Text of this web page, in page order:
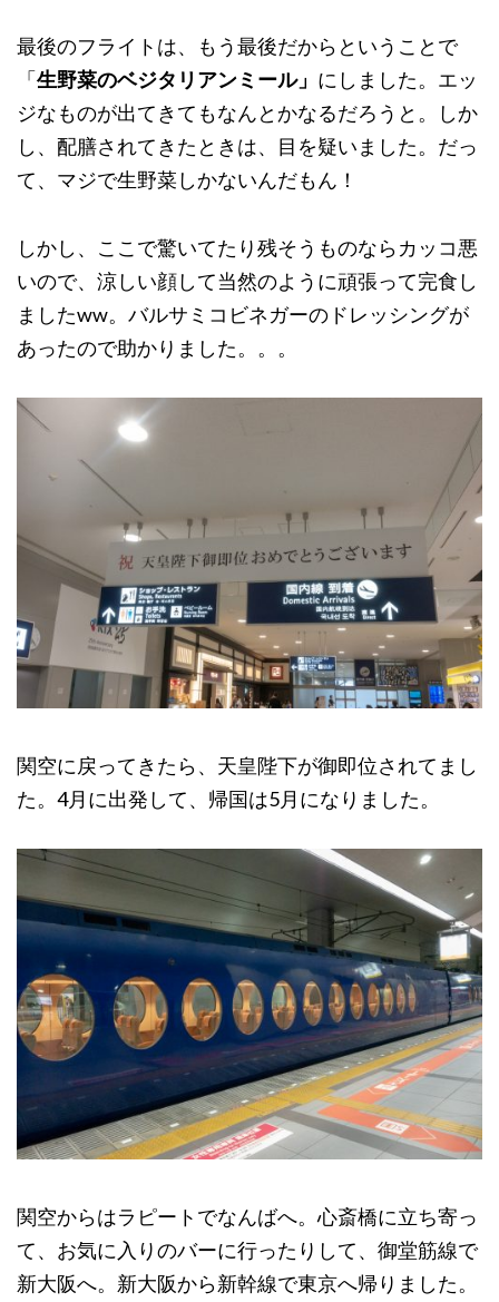
最後のフライトは、もう最後だからということで
「生野菜のベジタリアンミール」 にしました。エッ
ジなものが出てきてもなんとかなるだろうと。しか
し、配膳されてきたときは、目を疑いました。だっ
て、マジで生野菜しかないんだもん！
しかし、ここで驚いてたり残そうものならカッコ悪
いので、涼しい顔して当然のように頑張って完食し
ましたww。バルサミコビネガーのドレッシングが
あったので助かりました。。。
関空に戻ってきたら、天皇陛下が御即位されてまし
た。4月に出発して、帰国は5月になりました。
関空からはラピートでなんばへ。心斎橋に立ち寄っ
て、お気に入りのバーに行ったりして、御堂筋線で
新大阪へ。新大阪から新幹線で東京へ帰りました。